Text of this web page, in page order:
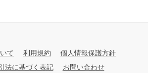
て 利用規約
個人情報保護方針
法に基づく表記
お問い合わせ